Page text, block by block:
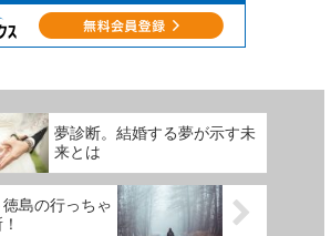
夢診断。結婚する夢が示す未
来とは
島の行っちゃ